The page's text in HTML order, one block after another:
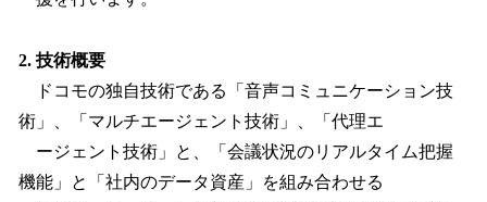
2. 技術概要
ドコモの独自技術である「音声コミュニケーション技
術」、「マルチエージェント技術」、「代理エ
ージェント技術」と、「会議状況のリアルタイム把握
機能」と「社内のデータ資産」を組み合わせる